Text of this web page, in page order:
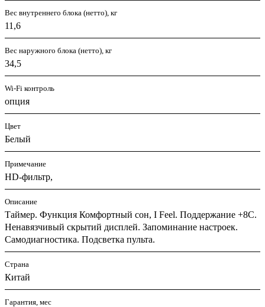
Вес внутреннего блока (нетто), кг
11,6
Вес наружного блока (нетто), кг
34,5
Wi-Fi контроль
опция
Цвет
Белый
Примечание
HD-фильтр,
Описание
Таймер. Функция Комфортный сон, I Feel. Поддержание +8С.
Ненавязчивый скрытий дисплей. Запоминание настроек.
Самодиагностика. Подсветка пульта.
Страна
Китай
Гарантия, мес